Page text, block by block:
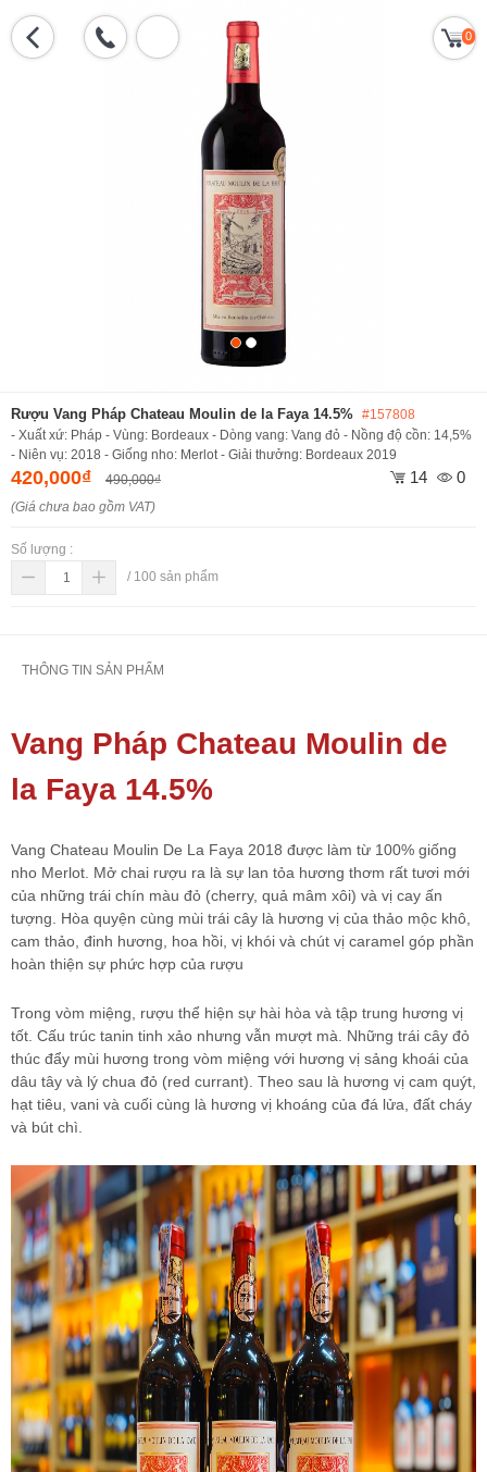
0
Rượu Vang Pháp Chateau Moulin de la Faya 14.5% #157808
- Xuất xứ: Pháp - Vùng: Bordeaux - Dòng vang: Vang đỏ - Nồng độ cồn: 14,5%
- Niên vụ: 2018 - Giống nho: Merlot - Giải thưởng: Bordeaux 2019
420,000₫ 490,000₫ 14 0
(Giá chưa bao gồm VAT)
Số lượng :
/ 100 sản phẩm
THÔNG TIN SẢN PHẨM
Vang Pháp Chateau Moulin de
la Faya 14.5%
Vang Chateau Moulin De La Faya 2018 được làm từ 100% giống
nho Merlot. Mở chai rượu ra là sự lan tỏa hương thơm rất tươi mới
của những trái chín màu đỏ (cherry, quả mâm xôi) và vị cay ấn
tượng. Hòa quyện cùng mùi trái cây là hương vị của thảo mộc khô,
cam thảo, đinh hương, hoa hồi, vị khói và chút vị caramel góp phần
hoàn thiện sự phức hợp của rượu
Trong vòm miệng, rượu thể hiện sự hài hòa và tập trung hương vị
tốt. Cấu trúc tanin tinh xảo nhưng vẫn mượt mà. Những trái cây đỏ
thúc đẩy mùi hương trong vòm miệng với hương vị sảng khoái của
dâu tây và lý chua đỏ (red currant). Theo sau là hương vị cam quýt,
hạt tiêu, vani và cuối cùng là hương vị khoáng của đá lửa, đất cháy
và bút chì.